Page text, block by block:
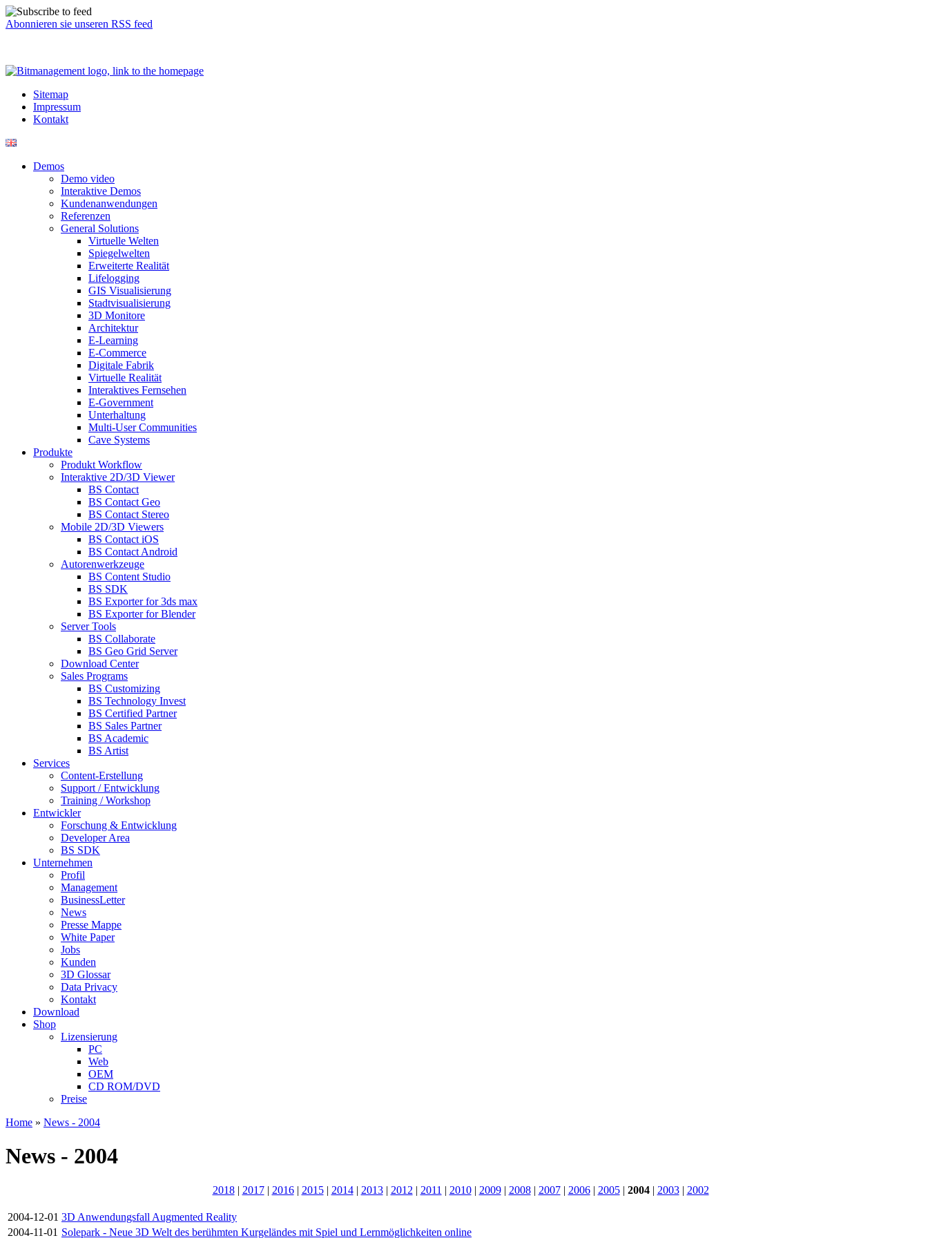
Abonnieren sie unseren RSS feed
Sitemap
Impressum
Kontakt
Demos
Demo video
Interaktive Demos
Kundenanwendungen
Referenzen
General Solutions
Virtuelle Welten
Spiegelwelten
Erweiterte Realität
Lifelogging
GIS Visualisierung
Stadtvisualisierung
3D Monitore
Architektur
E-Learning
E-Commerce
Digitale Fabrik
Virtuelle Realität
Interaktives Fernsehen
E-Government
Unterhaltung
Multi-User Communities
Cave Systems
Produkte
Produkt Workflow
Interaktive 2D/3D Viewer
BS Contact
BS Contact Geo
BS Contact Stereo
Mobile 2D/3D Viewers
BS Contact iOS
BS Contact Android
Autorenwerkzeuge
BS Content Studio
BS SDK
BS Exporter for 3ds max
BS Exporter for Blender
Server Tools
BS Collaborate
BS Geo Grid Server
Download Center
Sales Programs
BS Customizing
BS Technology Invest
BS Certified Partner
BS Sales Partner
BS Academic
BS Artist
Services
Content-Erstellung
Support / Entwicklung
Training / Workshop
Entwickler
Forschung & Entwicklung
Developer Area
BS SDK
Unternehmen
Profil
Management
BusinessLetter
News
Presse Mappe
White Paper
Jobs
Kunden
3D Glossar
Data Privacy
Kontakt
Download
Shop
Lizensierung
PC
Web
OEM
CD ROM/DVD
Preise
Home » News - 2004
News - 2004
2018| 2017| 2016| 2015| 2014| 2013| 2012 | 2011 | 2010| 2009| 2008| 2007| 2006| 2005| 2004| 2003| 2002
2004-12-01 3D Anwendungsfall Augmented Reality
2004-11-01 Solepark - Neue 3D Welt des berühmten Kurgeländes mit Spiel und Lernmöglichkeiten online